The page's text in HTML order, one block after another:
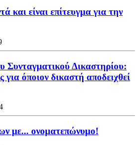
και είναι επίτευγμα για την
Συνταγματικού Δικαστηρίου:
για όποιον δικαστή αποδειχθεί
με... ονοματεπώνυμο!